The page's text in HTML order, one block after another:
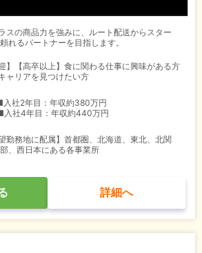
スの商品力を強みに、ルート配送からスター
れるパートナーを目指します。
】【高卒以上】食に関わる仕事に興味がある方
ャリアを見つけたい方
社2年目：年収約380万円
入社4年目：年収約440万円
勤務地に配属】首都圏、北海道、東北、北関
、西日本にある各事業所
詳細へ